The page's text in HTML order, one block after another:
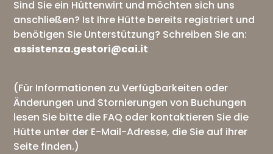
Sind Sie ein Hüttenwirt und möchten sich uns
anschließen? Ist Ihre Hütte bereits registriert und
benötigen Sie Unterstützung? Schreiben Sie an:
assistenza.gestori@cai.it
(Für Informationen zu Verfügbarkeiten oder
Änderungen und Stornierungen von Buchungen
lesen Sie bitte die FAQ oder kontaktieren Sie die
Hütte unter der E-Mail-Adresse, die Sie auf ihrer
Seite finden.)